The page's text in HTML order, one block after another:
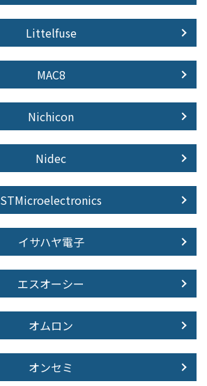
Littelfuse
MAC8
Nichicon
Nidec
STMicroelectronics
イサハヤ電子
エスオーシー
オムロン
オンセミ